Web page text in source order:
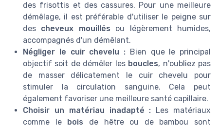
des frisottis et des cassures. Pour une meilleure
démêlage, il est préférable d'utiliser le peigne sur
des cheveux mouillés ou légèrement humides,
accompagnés d'un démêlant.
Négliger le cuir chevelu : Bien que le principal
objectif soit de démêler les boucles, n'oubliez pas
de masser délicatement le cuir chevelu pour
stimuler la circulation sanguine. Cela peut
également favoriser une meilleure santé capillaire.
Choisir un matériau inadapté : Les matériaux
comme le
bois de hêtre ou de bambou sont